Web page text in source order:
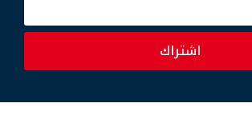
اشتراك